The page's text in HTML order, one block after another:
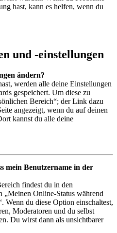
hast, kann es helfen, wenn du
und -einstellungen
ändern?
werden alle deine Einstellungen
gespeichert. Um diese zu
Bereich“; der Link dazu
angezeigt, wenn du auf deinen
kannst du alle deine
mein Benutzername in der
findest du in den
„Meinen Online-Status während
Wenn du diese Option einschaltest,
Moderatoren und du selbst
Du wirst dann als unsichtbarer